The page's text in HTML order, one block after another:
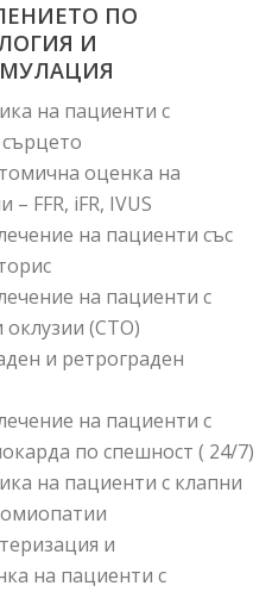
ПО
И
на пациенти с
оценка на
FFR, iFR, IVUS
на пациенти със
на пациенти с
(СТО)
и ретрограден
на пациенти с
по спешност ( 24/7)
на пациенти с клапни
и
на пациенти с